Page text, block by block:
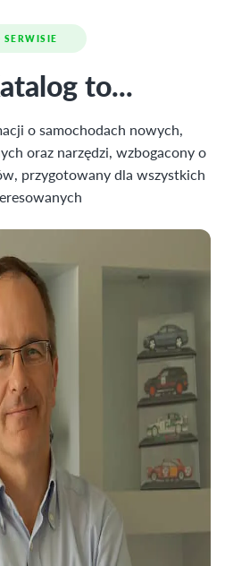
SERWISIE
to...
o samochodach nowych,
oraz narzędzi, wzbogacony o
przygotowany dla wszystkich